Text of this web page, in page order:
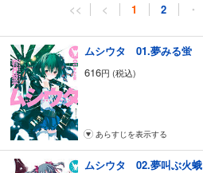
<< < 1 2 ・
ムシウタ 01.夢みる蛍
616円 (税込)
あらすじを表示する
ムシウタ 02.夢叫ぶ火蛾